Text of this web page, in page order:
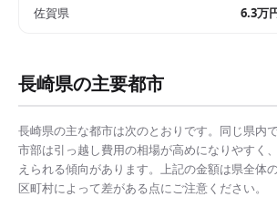
佐賀県 6.3万
長崎県の主要都市
長崎県の主な都市は次のとおりです。同じ県内で
市部は引っ越し費用の相場が高めになりやすく
えられる傾向があります。上記の金額は県全体
区町村によって差がある点にご注意ください。